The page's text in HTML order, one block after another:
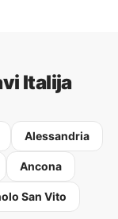
Italija
Alessandria
Ancona
San Vito